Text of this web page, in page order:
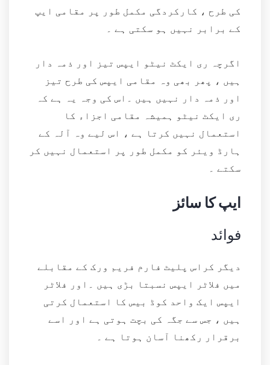
کی طرح ، کارکردگی مکمل طور پر مقامی ایپ
کے برابر نہیں ہو سکتی ہے ۔
اگرچہ ری ایکٹ نیٹو ایپس تیز اور ذمہ دار
ہیں ، پھر بھی وہ مقامی ایپس کی طرح تیز
اور ذمہ دار نہیں ہیں ۔اس کی وجہ یہ ہے کہ
ری ایکٹ نیٹو ہمیشہ مقامی اجزاء کا
استعمال نہیں کرتا ہے ، اس لیے وہ آلہ کے
ہارڈ ویئر کو مکمل طور پر استعمال نہیں کر
سکتے ۔
ایپ کا سائز
فوائد
دیگر کراس پلیٹ فارم فریم ورک کے مقابلے
میں فلاٹر ایپس نسبتا بڑی ہیں ۔اور فلاٹر
ایپس ایک واحد کوڈ بیس کا استعمال کرتی
ہیں ، جس سے جگہ کی بچت ہوتی ہے اور اسے
برقرار رکھنا آسان ہوتا ہے ۔